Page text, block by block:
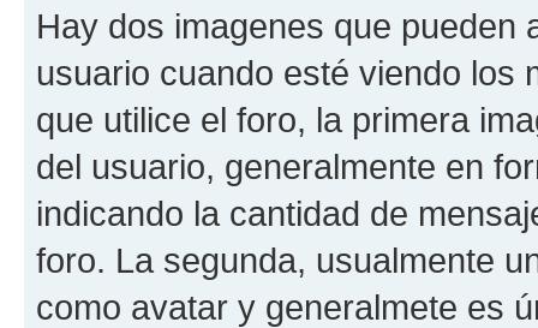
Hay dos imagenes que pueden
usuario cuando esté viendo los
que utilice el foro, la primera
del usuario, generalmente en
indicando la cantidad de
foro. La segunda, usualmente
como avatar y generalmete es